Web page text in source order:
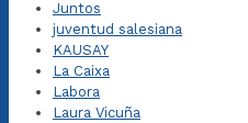
Juntos
juventud salesiana
KAUSAY
La Caixa
Labora
Laura Vicuña